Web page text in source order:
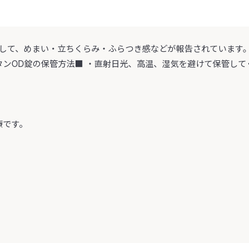
、めまい・立ちくらみ・ふらつき感などが報告されています
OD錠の保管方法■ ・直射日光、高温、湿気を避けて保管して
す。